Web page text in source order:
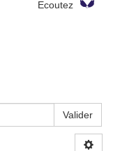
Ecoutez
Valider